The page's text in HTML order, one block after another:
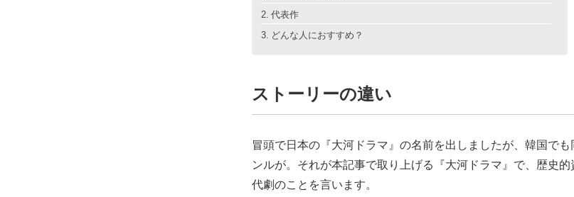
代表作
どんな人におすすめ？
ストーリーの違い
冒頭で日本の『大河ドラマ』の名前を出しましたが、韓国で
ンルが。それが本記事で取り上げる『大河ドラマ』で、歴史
代劇のことを言います。